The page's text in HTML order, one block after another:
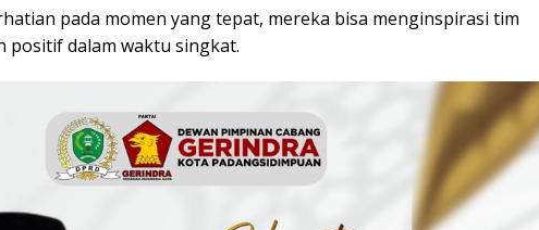
pada momen yang tepat, mereka bisa menginspirasi tim
positif dalam waktu singkat.